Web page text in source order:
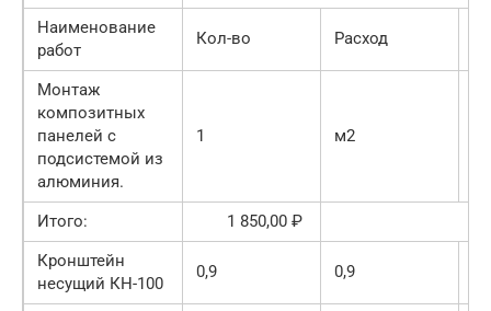
Наименование
работ
Кол-во Расход
Монтаж
композитных
панелей с
подсистемой из
алюминия.
1 м2
Итого:
1 850,00 ₽
Кронштейн
несущий КН-100
0,9 0,9